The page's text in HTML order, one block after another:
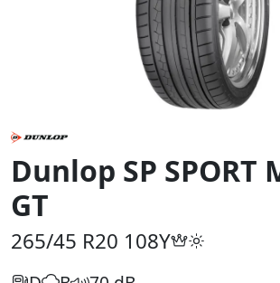
Dunlop SP SPORT
GT
265/45 R20 108Y